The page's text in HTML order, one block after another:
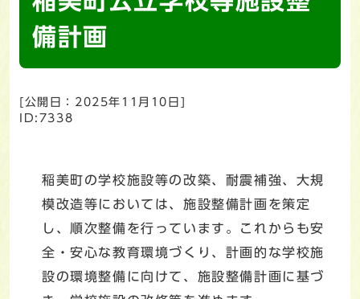
備計画
[公開日： 2025年11月10日 ]
ID:7338
稲美町の学校施設等の改築、耐震補強、大規
模改造等においては、施設整備計画を策定
し、順次整備を行っています。これからも安
全・安心な教育環境づくり、計画的な学校施
設の環境整備に向けて、施設整備計画に基づ